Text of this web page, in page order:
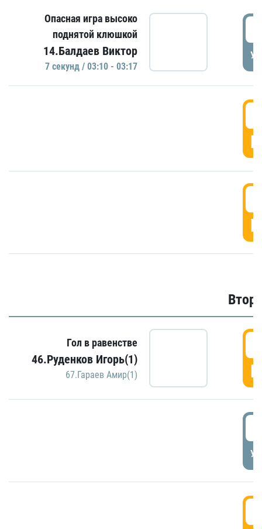
Опасная игра высоко
поднятой клюшкой
14.Балдаев Виктор
7 секунд / 03:10 - 03:17
Гол в равенстве
46.Руденков Игорь(1)
67.Гараев Амир(1)